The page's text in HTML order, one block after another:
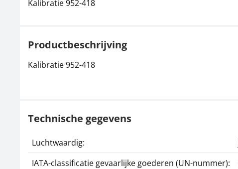
Kalibratie 952-418
Productbeschrijving
Kalibratie 952-418
Technische gegevens
Luchtwaardig:
IATA-classificatie gevaarlijke goederen (UN-nummer):